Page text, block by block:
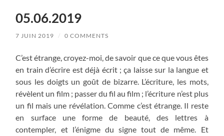
05.06.2019
7 JUIN 2019 / 0 COMMENTS
C’est étrange, croyez-moi, de savoir que ce que vous êtes
en train d’écrire est déjà écrit ; ça laisse sur la langue et
sous les doigts un goût de bizarre. L’écriture, les mots,
révèlent un film ; passer du fil au film ; l’écriture n’est plus
un fil mais une révélation. Comme c’est étrange. Il reste
en surface une forme de beauté, des lettres à
contempler, et l’énigme du signe tout de même. Et